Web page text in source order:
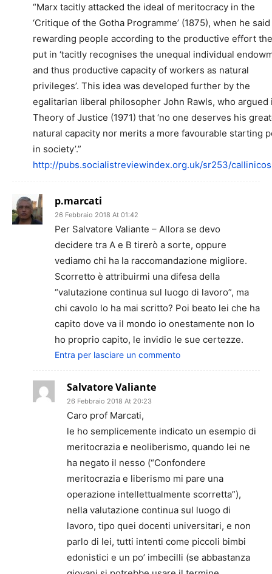
“Marx tacitly attacked the ideal of meritocracy in the
‘Critique of the Gotha Programme’ (1875), when he
rewarding people according to the productive effort
put in ‘tacitly recognises the unequal individual
and thus productive capacity of workers as natural
privileges’. This idea was developed further by the
egalitarian liberal philosopher John Rawls, who argued
Theory of Justice (1971) that ‘no one deserves his
natural capacity nor merits a more favourable starting
in society’.”
http://pubs.socialistreviewindex.org.uk/sr253/
p.marcati
26 Febbraio 2018 At 01:42
Per Salvatore Valiante – Allora se devo
decidere tra A e B tirerò a sorte, oppure
vediamo chi ha la raccomandazione migliore.
Scorretto è attribuirmi una difesa della
“valutazione continua sul luogo di lavoro”, ma
chi cavolo lo ha mai scritto? Poi beato lei che ha
capito dove va il mondo io onestamente non lo
ho proprio capito, le invidio le sue certezze.
Entra per lasciare un commento
Salvatore Valiante
26 Febbraio 2018 At 20:23
Caro prof Marcati,
le ho semplicemente indicato un esempio di
meritocrazia e neoliberismo, quando lei ne
ha negato il nesso (“Confondere
meritocrazia e liberismo mi pare una
operazione intellettualmente scorretta”),
nella valutazione continua sul luogo di
lavoro, tipo quei docenti universitari, e non
parlo di lei, tutti intenti come piccoli bimbi
edonistici e un po’ imbecilli (se abbastanza